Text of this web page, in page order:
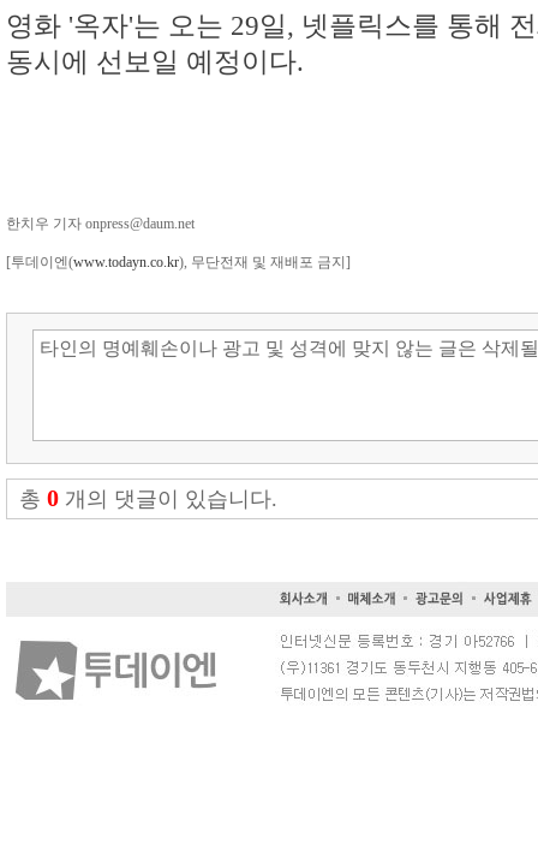
영화 '옥자'는 오는 29일, 넷플릭스를 통해
동시에 선보일 예정이다.
한치우 기자 onpress@daum.net
[투데이엔(www.todayn.co.kr), 무단전재 및 재배포 금지]
총 0 개의 댓글이 있습니다.